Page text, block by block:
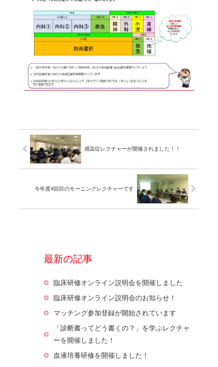
感染症レクチャーが開催されました！！
今年度4回目のモーニングレクチャーです
最新の記事
臨床研修オンライン説明会を開催しました
臨床研修オンライン説明会のお知らせ！
マッチング参加登録が開始されています
「診断書ってどう書くの？」を学ぶレクチャ
ーを開催しました！
血液培養研修を開催しました！